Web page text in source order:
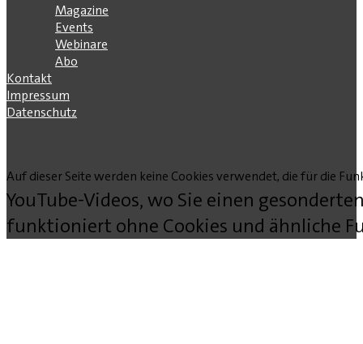
Magazine
Events
Webinare
Abo
Kontakt
Impressum
Datenschutz
Auf dieser Seite werden keine Cookies verwendet, die für die
YouTube-Videos, wo Sie einen
funktioniert ohne Cookies und ähnliche